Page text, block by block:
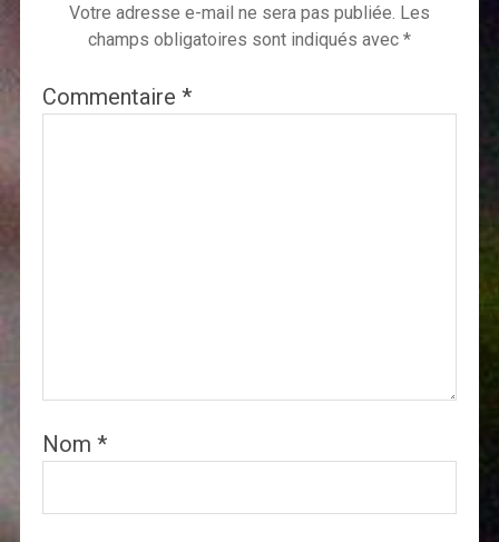
Votre adresse e-mail ne sera pas publiée. Les
champs obligatoires sont indiqués avec *
Commentaire *
Nom *